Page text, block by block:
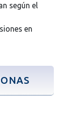
según el
en